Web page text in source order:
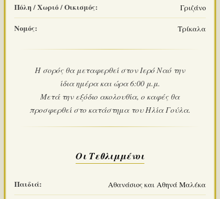
Πόλη / Χωριό / Οικισμός: Γριζάνο
Νομός: Τρίκαλα
Η σορός θα μεταφερθεί στον Ιερό Ναό την
ίδια ημέρα και ώρα 6:00 μ.μ.
Μετά την εξόδιο ακολουθία, ο καφές θα
προσφερθεί στο κατάστημα του Ηλία Γούλα.
Οι Τεθλιμμένοι
Παιδιά: Αθανάσιος και Αθηνά Μαλέκα